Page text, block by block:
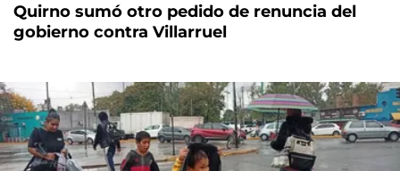
Quirno sumó otro pedido de renuncia del
gobierno contra Villarruel